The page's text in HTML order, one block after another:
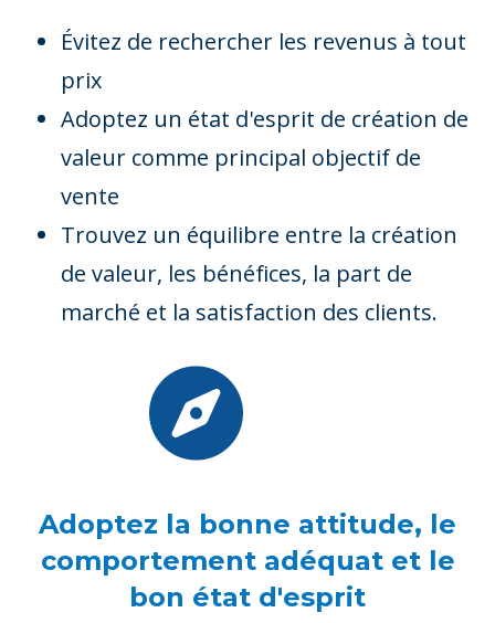
Évitez de rechercher les revenus à tout
prix
Adoptez un état d'esprit de création de
valeur comme principal objectif de
vente
Trouvez un équilibre entre la création
de valeur, les bénéfices, la part de
marché et la satisfaction des clients.
Adoptez la bonne attitude, le
comportement adéquat et le
bon état d'esprit